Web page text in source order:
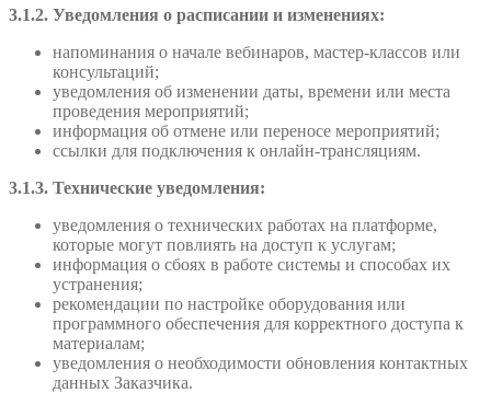
3.1.2. Уведомления о расписании и изменениях:
напоминания о начале вебинаров, мастер-классов или
консультаций;
уведомления об изменении даты, времени или места
проведения мероприятий;
информация об отмене или переносе мероприятий;
ссылки для подключения к онлайн-трансляциям.
3.1.3. Технические уведомления:
уведомления о технических работах на платформе,
которые могут повлиять на доступ к услугам;
информация о сбоях в работе системы и способах их
устранения;
рекомендации по настройке оборудования или
программного обеспечения для корректного доступа к
материалам;
уведомления о необходимости обновления контактных
данных Заказчика.